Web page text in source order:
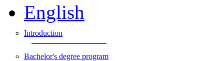
English
Introduction
Bachelor's degree program